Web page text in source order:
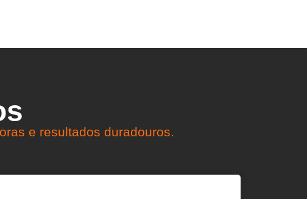
e resultados duradouros.